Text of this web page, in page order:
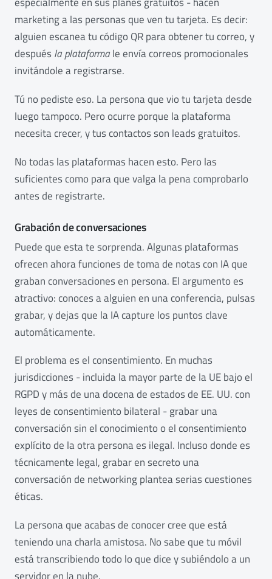
marketing a las personas que ven tu tarjeta. Es decir:
alguien escanea tu código QR para obtener tu correo, y
después la plataformale envía correos promocionales
invitándole a registrarse.
Tú no pediste eso. La persona que vio tu tarjeta desde
luego tampoco. Pero ocurre porque la plataforma
necesita crecer, y tus contactos son leads gratuitos.
No todas las plataformas hacen esto. Pero las
suficientes como para que valga la pena comprobarlo
antes de registrarte.
Grabación de conversaciones
Puede que esta te sorprenda. Algunas plataformas
ofrecen ahora funciones de toma de notas con IA que
graban conversaciones en persona. El argumento es
atractivo: conoces a alguien en una conferencia, pulsas
grabar, y dejas que la IA capture los puntos clave
automáticamente.
El problema es el consentimiento. En muchas
jurisdicciones - incluida la mayor parte de la UE bajo el
RGPD y más de una docena de estados de EE. UU. con
leyes de consentimiento bilateral - grabar una
conversación sin el conocimiento o el consentimiento
explícito de la otra persona es ilegal. Incluso donde es
técnicamente legal, grabar en secreto una
conversación de networking plantea serias cuestiones
éticas.
La persona que acabas de conocer cree que está
teniendo una charla amistosa. No sabe que tu móvil
está transcribiendo todo lo que dice y subiéndolo a un